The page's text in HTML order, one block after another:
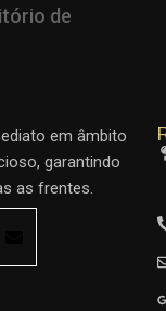
em âmbito
garantindo
as frentes.